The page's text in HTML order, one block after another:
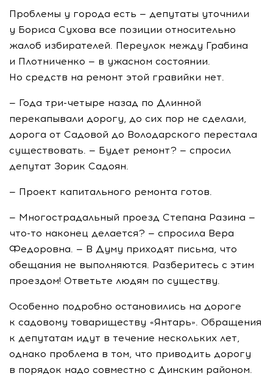
Проблемы у города есть — депутаты уточнили
у Бориса Сухова все позиции относительно
жалоб избирателей. Переулок между Грабина
и Плотниченко — в ужасном состоянии.
Но средств на ремонт этой гравийки нет.
— Года три-четыре назад по Длинной
перекапывали дорогу, до сих пор не сделали,
дорога от Садовой до Володарского перестала
существовать. — Будет ремонт? — спросил
депутат Зорик Садоян.
— Проект капитального ремонта готов.
— Многострадальный проезд Степана Разина —
что-то наконец делается? — спросила Вера
Федоровна. — В Думу приходят письма, что
обещания не выполняются. Разберитесь с этим
проездом! Ответьте людям по существу.
Особенно подробно остановились на дороге
к садовому товариществу «Янтарь». Обращения
к депутатам идут в течение нескольких лет,
однако проблема в том, что приводить дорогу
в порядок надо совместно с Динским районом.